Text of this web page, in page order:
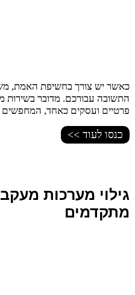
כאשר יש צורך בחשיפת האמת,
התשובה עבורכם. מדובר בשירות
פרטיים ועסקים כאחד, המחפשים
כנסו לעוד >>
גילוי מערכות
מתקדמים